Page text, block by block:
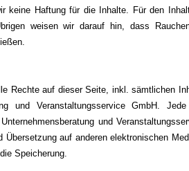
keine Haftung für die Inhalte. Für den
weisen wir darauf hin, dass
Rechte auf dieser Seite, inkl. sämtlichen
und Veranstaltungsservice GmbH.
und
auf anderen elektronischen
Speicherung.